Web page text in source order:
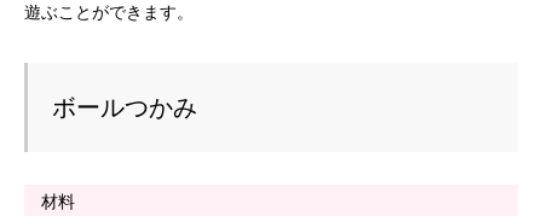
遊ぶことができます。
ボールつかみ
材料